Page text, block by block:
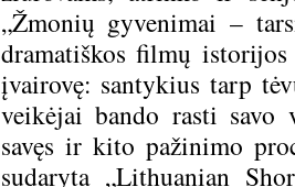
„Žmonių gyvenimai –
dramatiškos filmų
įvairovę: santykius tarp
veikėjai bando rasti savo
savęs ir kito pažinimo
sudaryta „Lithuanian